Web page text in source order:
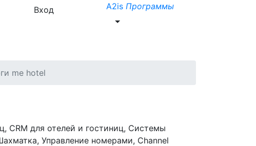
A2is Программы
Вход
me hotel
CRM для отелей и гостиниц, Системы
Управление номерами, Channel